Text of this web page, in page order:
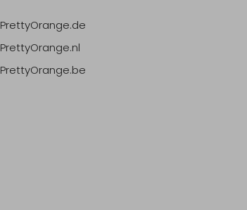
PrettyOrange.de
PrettyOrange.nl
PrettyOrange.be